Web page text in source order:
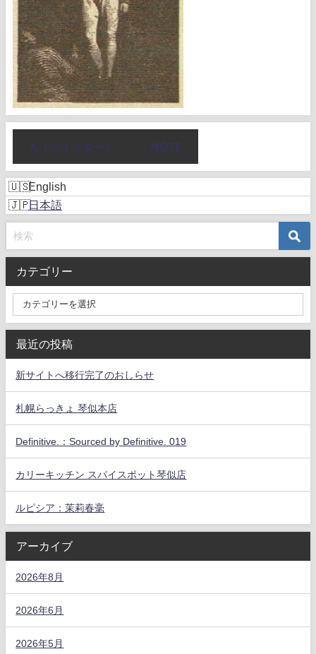
X（ツイッター） NOTE
English
日本語
カテゴリー
最近の投稿
新サイトへ移行完了のおしらせ
札幌らっきょ 琴似本店
Definitive.：Sourced by Definitive. 019
カリーキッチン スパイスポット琴似店
ルピシア：茉莉春毫
アーカイブ
2026年8月
2026年6月
2026年5月